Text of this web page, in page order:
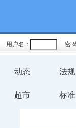
用户名： 密
动态 法规
超市 标准